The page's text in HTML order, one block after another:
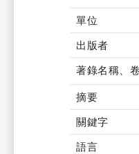
單位
出版者
著錄名稱、
摘要
關鍵字
語言